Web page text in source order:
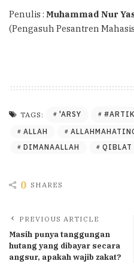
Penulis : Muhammad Nur
(Pengasuh Pesantren
TAGS: 'ARSY
ALLAH
DIMANAALLAH
QIBLAT
0 SHARES
PREVIOUS ARTICLE
Masih punya tanggungan
hutang yang dibayar secara
angsur, apakah wajib zakat?